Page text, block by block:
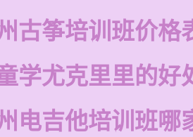
古筝培训班价格
学尤克里里的好
电吉他培训班哪